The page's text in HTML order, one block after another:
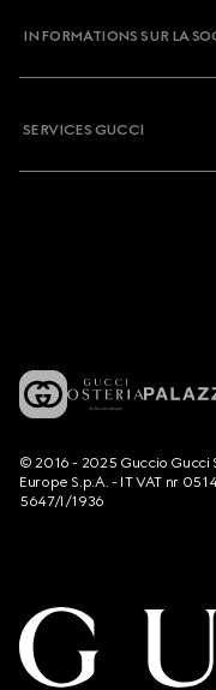
INFORMATIONS SUR LA
SERVICES GUCCI
© 2016 - 2025 Guccio Gucci
Europe S.p.A. - IT VAT nr
5647/I/1936